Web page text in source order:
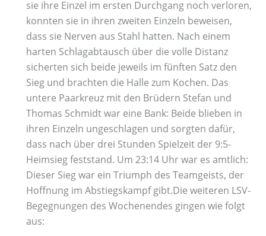
sie ihre Einzel im ersten Durchgang noch verloren,
konnten sie in ihren zweiten Einzeln beweisen,
dass sie Nerven aus Stahl hatten. Nach einem
harten Schlagabtausch über die volle Distanz
sicherten sich beide jeweils im fünften Satz den
Sieg und brachten die Halle zum Kochen. Das
untere Paarkreuz mit den Brüdern Stefan und
Thomas Schmidt war eine Bank: Beide blieben in
ihren Einzeln ungeschlagen und sorgten dafür,
dass nach über drei Stunden Spielzeit der 9:5-
Heimsieg feststand. Um 23:14 Uhr war es amtlich:
Dieser Sieg war ein Triumph des Teamgeists, der
Hoffnung im Abstiegskampf gibt.Die weiteren LSV-
Begegnungen des Wochenendes gingen wie folgt
aus: